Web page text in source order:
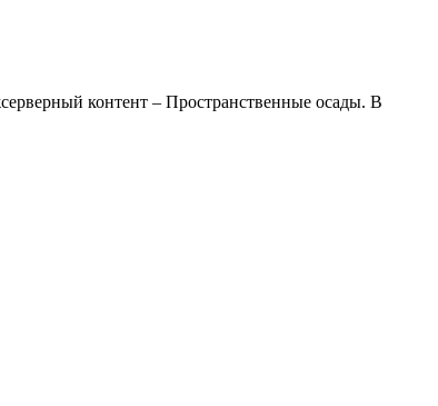
контент – Пространственные осады. В